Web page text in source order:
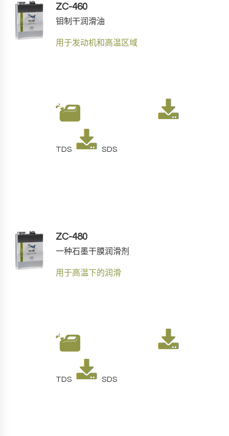
ZC-460
钼制干润滑油
用于发动机和高温区域
TDS SDS
ZC-480
一种石墨干膜润滑剂
用于高温下的润滑
TDS SDS